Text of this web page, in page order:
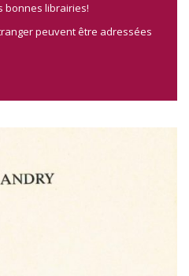
bonnes librairies!
peuvent être adressées